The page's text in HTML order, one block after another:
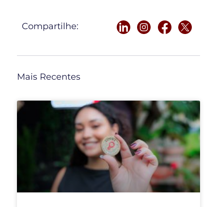
Compartilhe:
Mais Recentes